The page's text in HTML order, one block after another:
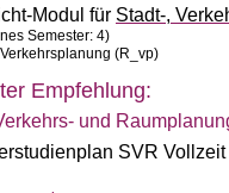
Modul für Stadt-,
Semester: 4)
(R_vp)
Empfehlung:
und
SVR